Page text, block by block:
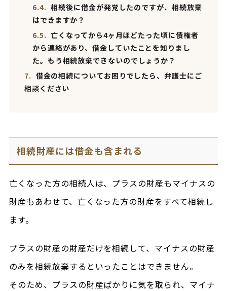
6.4. 相続後に借金が発覚したのですが、相続放棄
はできますか？
6.5. 亡くなってから4ヶ月ほどたった頃に債権者
から連絡があり、借金していたことを知りまし
た。もう相続放棄できないのでしょうか？
7. 借金の相続についてお困りでしたら、弁護士にご
相談ください
相続財産には借金も含まれる
亡くなった方の相続人は、プラスの財産もマイナスの
財産もあわせて、亡くなった方の財産をすべて相続し
ます。
プラスの財産の財産だけを相続して、マイナスの財産
のみを相続放棄するといったことはできません。
そのため、プラスの財産ばかりに気を取られ、マイナ